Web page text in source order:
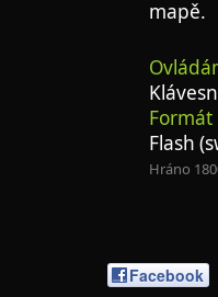
mapě.
Flash
Hráno
Facebook